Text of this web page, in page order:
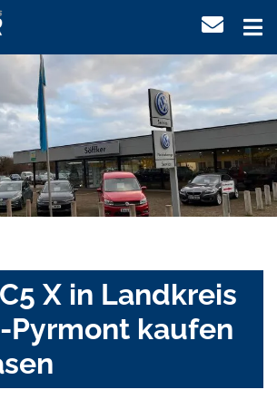
X in Landkreis
Pyrmont kaufen